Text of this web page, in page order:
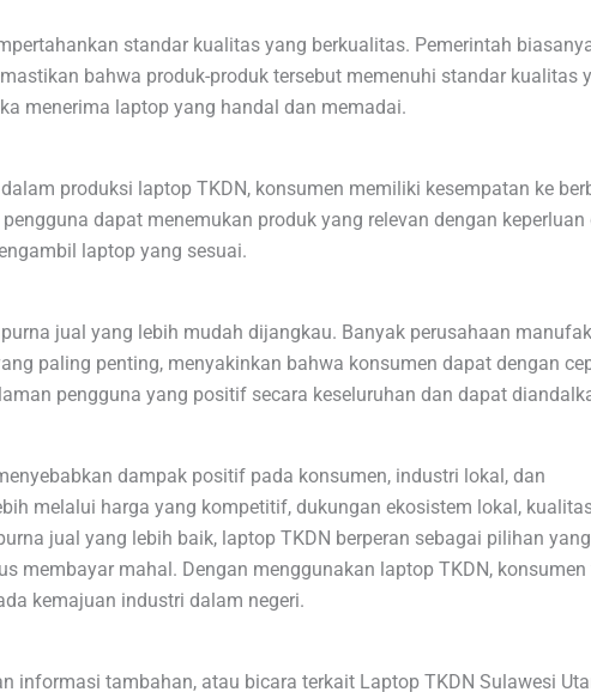
standar kualitas yang berkualitas. Pemerintah
bahwa produk-produk tersebut memenuhi standar kualitas
menerima laptop yang handal dan memadai.
produksi laptop TKDN, konsumen memiliki kesempatan ke
dapat menemukan produk yang relevan dengan keperluan
laptop yang sesuai.
jual yang lebih mudah dijangkau. Banyak perusahaan
paling penting, menyakinkan bahwa konsumen dapat dengan
pengguna yang positif secara keseluruhan dan dapat
dampak positif pada konsumen, industri lokal, dan
melalui harga yang kompetitif, dukungan ekosistem lokal,
jual yang lebih baik, laptop TKDN berperan sebagai pilihan yang
membayar mahal. Dengan menggunakan laptop TKDN,
kemajuan industri dalam negeri.
tambahan, atau bicara terkait Laptop TKDN Sulawesi